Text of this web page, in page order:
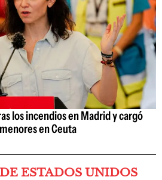
los incendios en Madrid y cargó
en Ceuta
ESTADOS UNIDOS